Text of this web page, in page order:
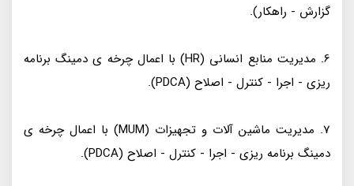
گزارش - راهکار).
6. مدیریت منابع انسانی (HR) با اعمال چرخه ی دمینگ برنامه
ریزی - اجرا - کنترل - اصلاح (PDCA).
7. مدیریت ماشین آلات و تجهیزات (MUM) با اعمال چرخه ی
دمینگ برنامه ریزی - اجرا - کنترل - اصلاح (PDCA).